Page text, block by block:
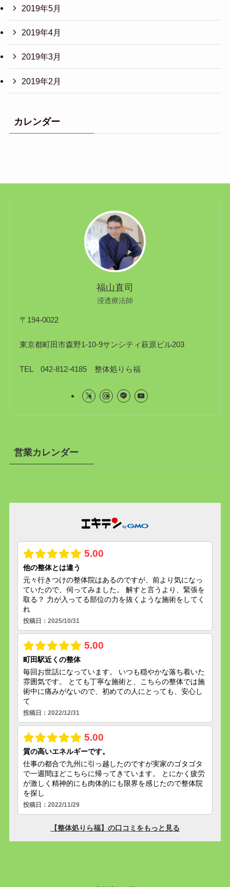
2019年5月
2019年4月
2019年3月
2019年2月
カレンダー
福山直司
浸透療法師
〒194-0022
東京都町田市森野1-10-9サンシティ萩原ビル203
TEL 042-812-4185 整体処りら福
営業カレンダー